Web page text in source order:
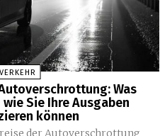
Was
Sie Ihre Ausgaben
können
der Autoverschrottung